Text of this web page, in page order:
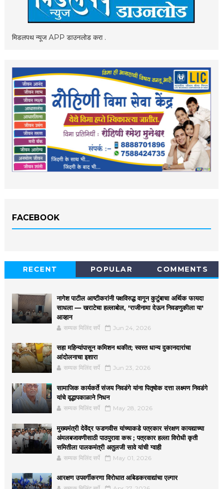
मिडलपथ न्यूज APP डाउनलोड करा .
FACEBOOK
RECENT POPULAR COMMENTS
नागेश पाटील आष्टीकरांनी पक्षविरुद्ध वागून कुटुंबाचा अर्थिक फायदा
साधला — खराटेचा हल्लाबोल, 'राजीनामा देऊन निवडणुकीला या'
आव्हान
सम्यक मिलिंद सर्पे Jun 24, 2026
सहा महिन्यांपासून कमिशन थकीत; स्वस्त धान्य दुकानदारांचा
आंदोलनाचा इशारा
सम्यक मिलिंद सर्पे Jun 23, 2026
सामाजिक कार्यकर्ते संजय निवडंगे यांना पितृषोक दत्ता लक्ष्मण निवडंगे
यांचे वृद्धापकाळाने निधन
सम्यक मिलिंद सर्पे May 28, 2026
मुख्यमंत्री देवेंद्र फडणवीस यांच्याकडे पत्रकार संरक्षण कायद्याच्या
अंमलबजावणीसाठी पाठपुरावा करू ; पत्रकार हल्ला विरोधी कृती
समितीला पालकमंत्री अतुलजी सावे यांची ग्वाही
सम्यक मिलिंद सर्पे May 01, 2026
आरक्षण उपवर्गीकरणा विरोधात आंबेडकरवाद्यांचा एल्गार